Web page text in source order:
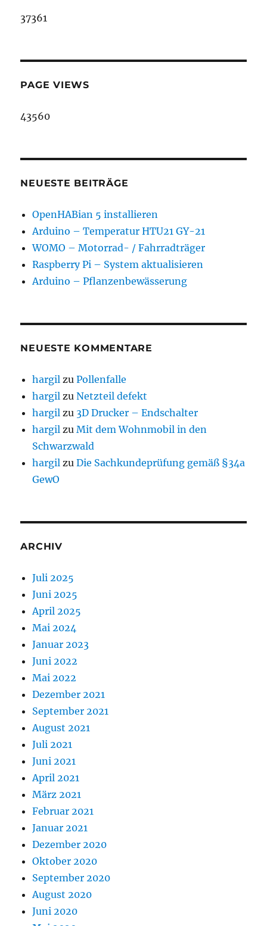
37361
PAGE VIEWS
43560
NEUESTE BEITRÄGE
OpenHABian 5 installieren
Arduino – Temperatur HTU21 GY-21
WOMO – Motorrad- / Fahrradträger
Raspberry Pi – System aktualisieren
Arduino – Pflanzenbewässerung
NEUESTE KOMMENTARE
hargil zuPollenfalle
hargil zuNetzteil defekt
hargil zu 3D Drucker – Endschalter
hargil zuMit dem Wohnmobil in den
Schwarzwald
hargil zuDie Sachkundeprüfung gemäß §34a
GewO
ARCHIV
Juli 2025
Juni 2025
April 2025
Mai 2024
Januar 2023
Juni 2022
Mai 2022
Dezember 2021
September 2021
August 2021
Juli 2021
Juni 2021
April 2021
März 2021
Februar 2021
Januar 2021
Dezember 2020
Oktober 2020
September 2020
August 2020
Juni 2020